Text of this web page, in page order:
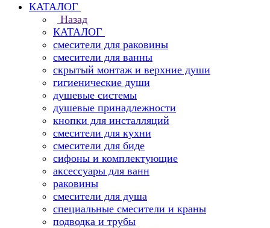
КАТАЛОГ
Назад
КАТАЛОГ
смесители для раковины
смесители для ванны
скрытый монтаж и верхние души
гигиенические души
душевые системы
душевые принадлежности
кнопки для инсталляций
смесители для кухни
смесители для биде
сифоны и комплектующие
аксессуары для ванн
раковины
смесители для душа
специальные смесители и краны
подводка и трубы